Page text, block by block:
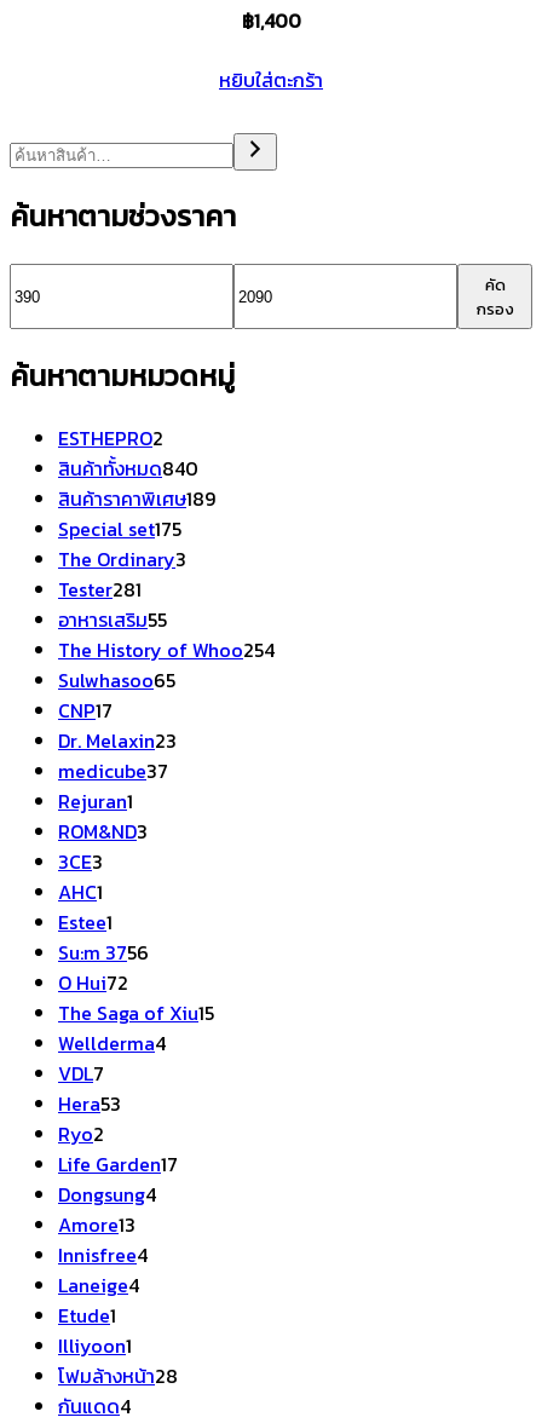
฿1,400
หยิบใส่ตะกร้า
ค้นหาตามช่วงราคา
ราคา
ต่ำ
สุด
ราคา
สูงสุด
คัด
กรอง
ค้นหาตามหมวดหมู่
ESTHEPRO2
สินค้า
สินค้าทั้งหมด840
สินค้า
สินค้าราคาพิเศษ189189
Special set175175
สินค้า
The Ordinary3
Tester281
สินค้า
อาหารเสริม5555
สินค้า
The History of Whoo254254
Sulwhasoo6565
CNP17
สินค้า
Dr. Melaxin23
medicube37
Rejuran1
สินค้า
ROM&ND3
3CE3
AHC1
สินค้า
Estee1
สินค้า
Su:m 3756
O Hui72
สินค้า
The Saga of Xiu1515
Wellderma44
VDL7
สินค้า
Hera53
Ryo2
สินค้า
Life Garden17
Dongsung44
Amore13
สินค้า
Innisfree44
Laneige44
Etude1
สินค้า
Illiyoon1
สินค้า
โฟมล้างหน้า28
กันแดด44